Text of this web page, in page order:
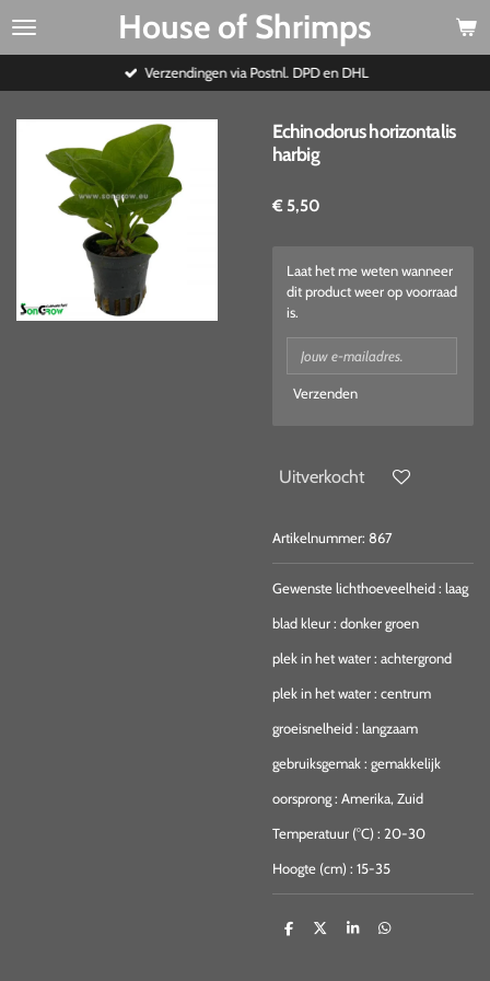
Ga
House of Shrimps
Verzendingen via Postnl. DPD en DHL
Echinodorus horizontalis
harbig
€ 5,50
Laat het me weten wanneer
dit product weer op voorraad
is.
Verzenden
Uitverkocht
Artikelnummer: 867
Gewenste lichthoeveelheid: laag
blad kleur: donker groen
plek in het water: achtergrond
plek in het water: centrum
groeisnelheid: langzaam
gebruiksgemak: gemakkelijk
oorsprong: Amerika, Zuid
Temperatuur (°C) : 20-30
Hoogte (cm) : 15-35
D
D
S
D